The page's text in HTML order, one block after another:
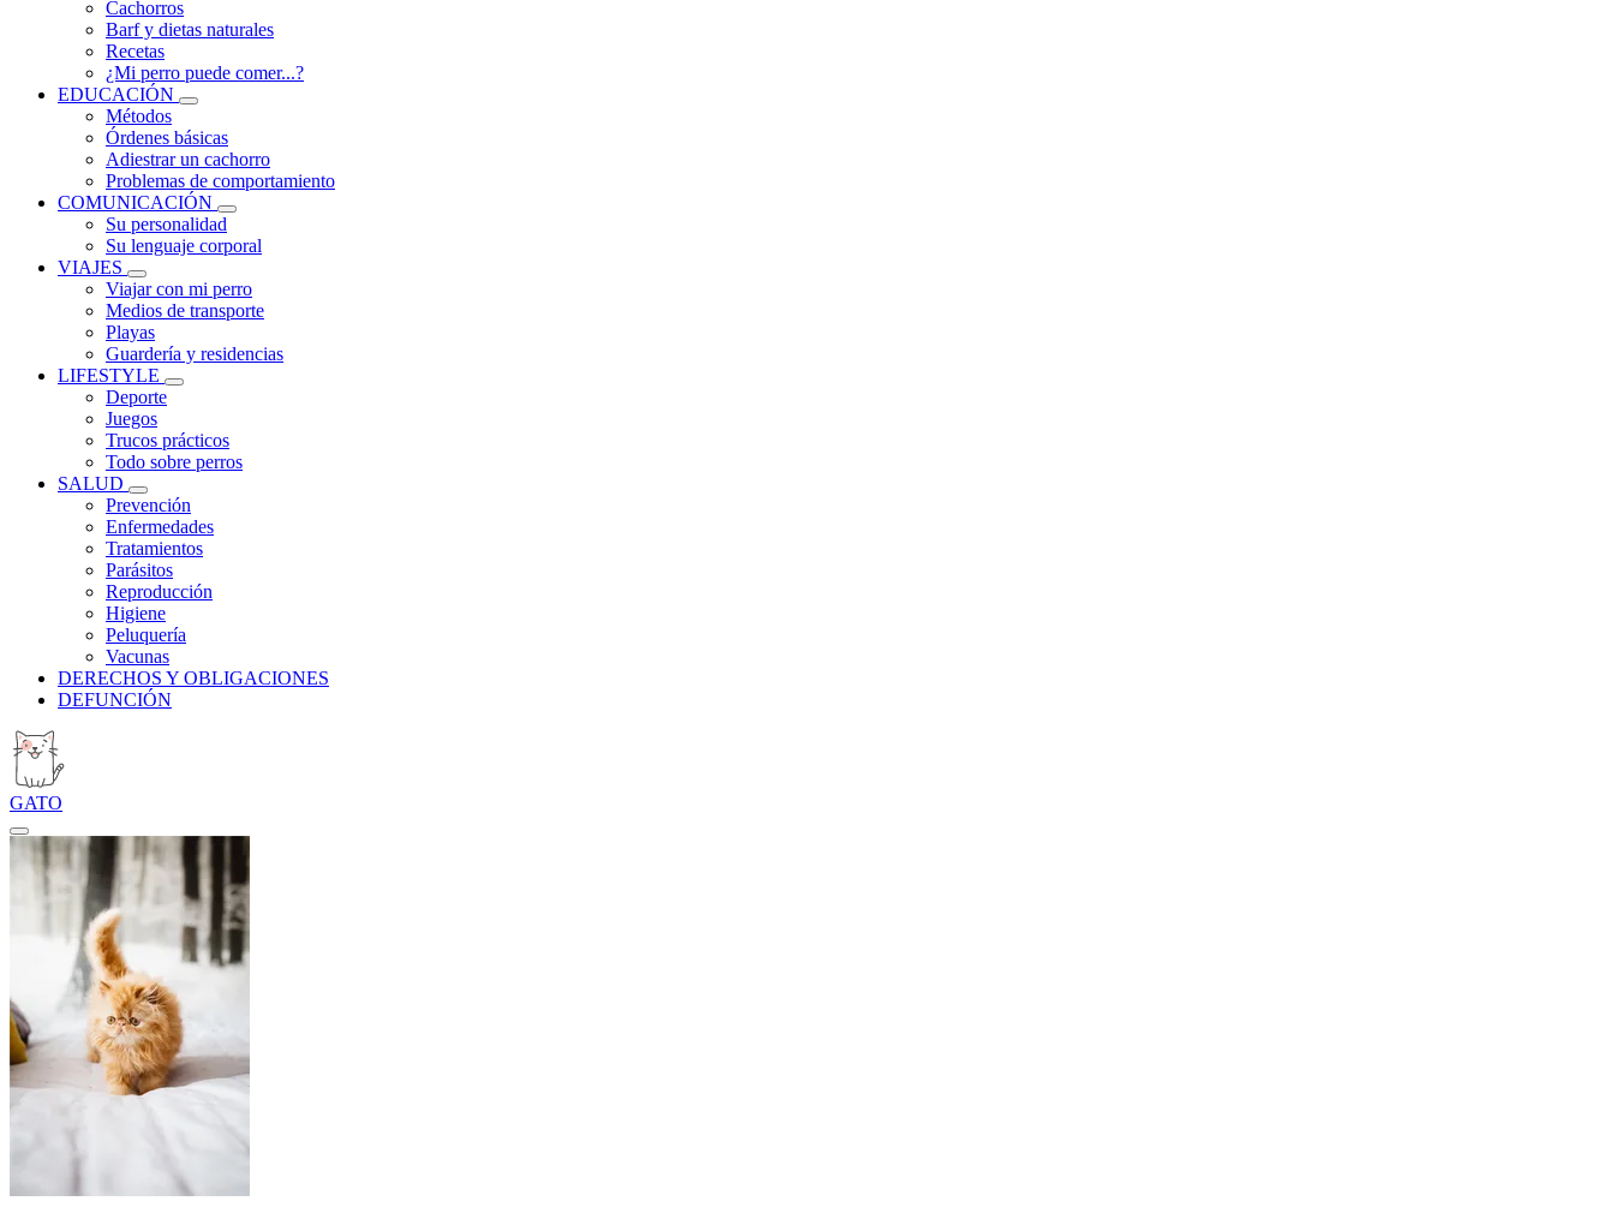
Cachorros
Barf y dietas naturales
Recetas
¿Mi perro puede comer...?
EDUCACIÓN
Métodos
Órdenes básicas
Adiestrar un cachorro
Problemas de comportamiento
COMUNICACIÓN
Su personalidad
Su lenguaje corporal
VIAJES
Viajar con mi perro
Medios de transporte
Playas
Guardería y residencias
LIFESTYLE
Deporte
Juegos
Trucos prácticos
Todo sobre perros
SALUD
Prevención
Enfermedades
Tratamientos
Parásitos
Reproducción
Higiene
Peluquería
Vacunas
DERECHOS Y OBLIGACIONES
DEFUNCIÓN
GATO